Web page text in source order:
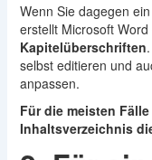
Wenn Sie dagegen ein
erstellt Microsoft Word
Kapitelüberschriften
selbst editieren und
anpassen.
Für die meisten
Inhaltsverzeichnis